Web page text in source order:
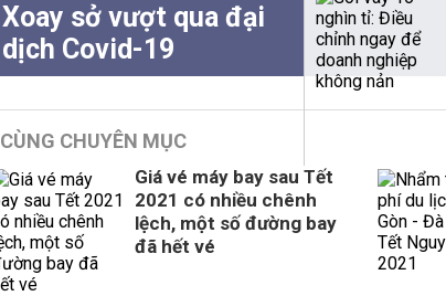
Xoay sở vượt qua đại
dịch Covid-19
CÙNG CHUYÊN MỤC
Giá vé máy bay sau Tết
2021 có nhiều chênh
lệch, một số đường bay
đã hết vé